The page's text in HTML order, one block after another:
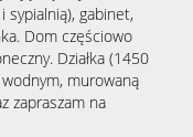
sypialnią), gabinet,
Dom częściowo
Działka (1450
murowaną
zapraszam na